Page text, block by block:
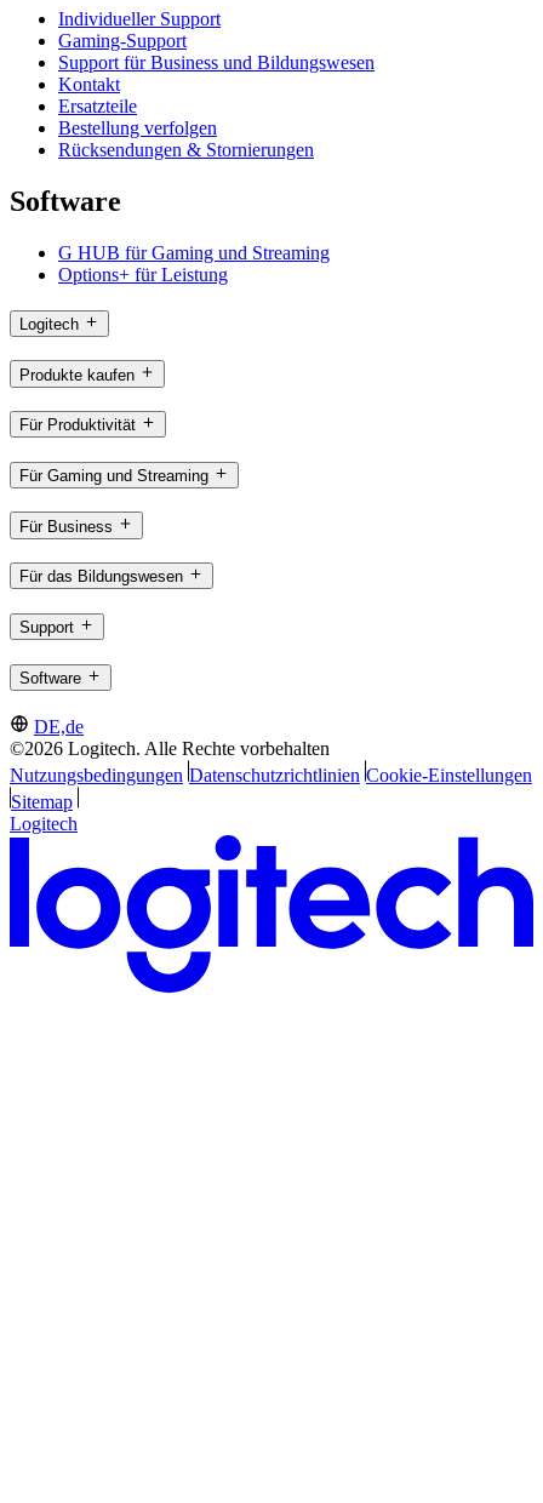
Individueller Support
Gaming-Support
Support für Business und Bildungswesen
Kontakt
Ersatzteile
Bestellung verfolgen
Rücksendungen & Stornierungen
Software
G HUB für Gaming und Streaming
Options+ für Leistung
Logitech
Produkte kaufen
Für Produktivität
Für Gaming und Streaming
Für Business
Für das Bildungswesen
Support
Software
DE,de
©2026 Logitech. Alle Rechte vorbehalten
Nutzungsbedingungen Datenschutzrichtlinien Cookie-Einstellungen
Sitemap
Logitech